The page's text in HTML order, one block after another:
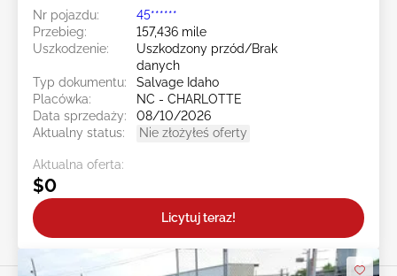
Nr pojazdu:
45******
Przebieg:
157,436 mile
Uszkodzenie:
Uszkodzony przód/Brak
danych
Typ dokumentu:
Salvage Idaho
Placówka:
NC - CHARLOTTE
Data sprzedaży:
08/10/2026
Aktualny status:
Nie złożyłeś oferty
Aktualna oferta:
$0
Licytuj teraz!